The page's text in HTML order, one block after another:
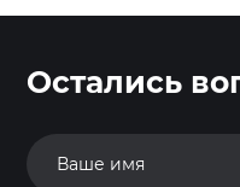
Остались